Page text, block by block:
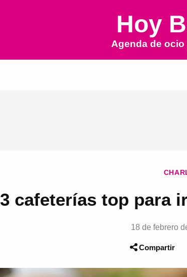
Hoy
Agenda de
3 cafeterías top para
18 de febrero
Compartir